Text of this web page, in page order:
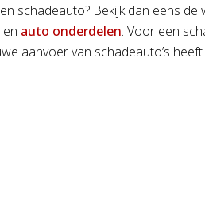
schadeauto? Bekijk dan eens
en auto onderdelen. Voor een
aanvoer van schadeauto’s